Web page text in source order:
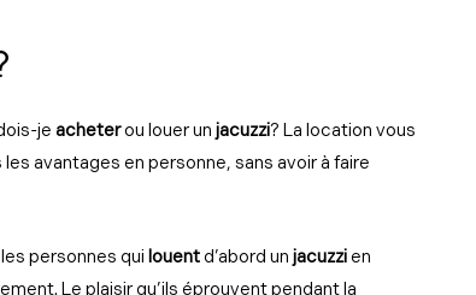
je acheterou louer un jacuzzi? La location vous
avantages en personne, sans avoir à faire
personnes qui louent d’abord un jacuzzi en
Le plaisir qu’ils éprouvent pendant la